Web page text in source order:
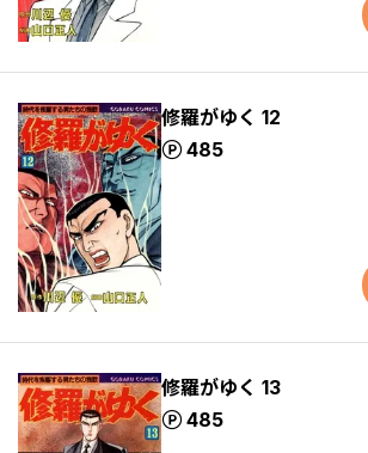
修羅がゆく 12
485
ポイント
修羅がゆく 13
485
ポイント